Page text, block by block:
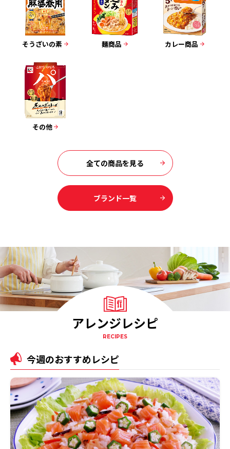
そうざいの素 麺商品 カレー商品
その他
全ての商品を見る
ブランド一覧
アレンジレシピ
RECIPES
今週のおすすめレシピ